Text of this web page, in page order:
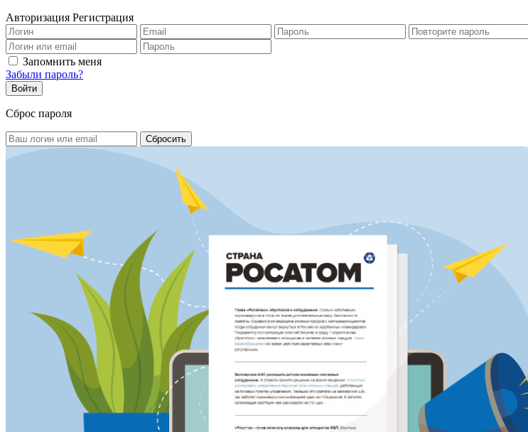
Авторизация Регистрация
Запомнить меня
Забыли пароль?
Сброс пароля